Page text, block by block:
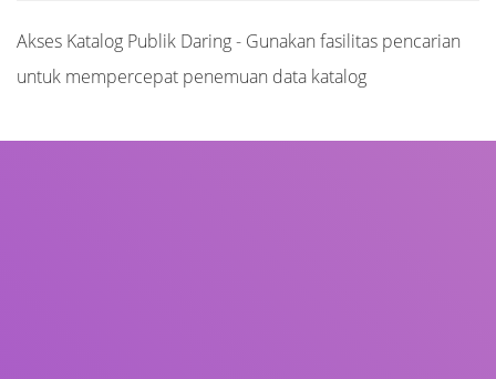
Akses Katalog Publik Daring - Gunakan fasilitas pencarian
untuk mempercepat penemuan data katalog